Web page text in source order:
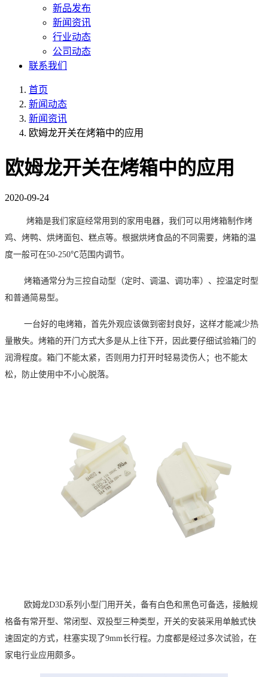
新品发布
新闻资讯
行业动态
公司动态
联系我们
首页
新闻动态
新闻资讯
欧姆龙开关在烤箱中的应用
欧姆龙开关在烤箱中的应用
2020-09-24
烤箱是我们家庭经常用到的家用电器， 我们可以用烤箱制作烤
鸡、烤鸭、烘烤面包、糕点等。根据烘烤食品的不同需要，烤箱的温
度一般可在50-250℃范围内调节。
烤箱通常分为三控自动型（定时、调温、调功率）、控温定时型
和普通简易型。
一台好的电烤箱，首先外观应该做到密封良好，这样才能减少热
量散失。烤箱的开门方式大多是从上往下开，因此要仔细试验箱门的
润滑程度。箱门不能太紧，否则用力打开时轻易烫伤人；也不能太
松，防止使用中不小心脱落。
欧姆龙D3D系列小型门用开关，备有白色和黑色可备选，接触规
格备有常开型、常闭型、双投型三种类型，开关的安装采用单触式快
速固定的方式，柱塞实现了9mm长行程。力度都是经过多次试验，在
家电行业应用颇多。